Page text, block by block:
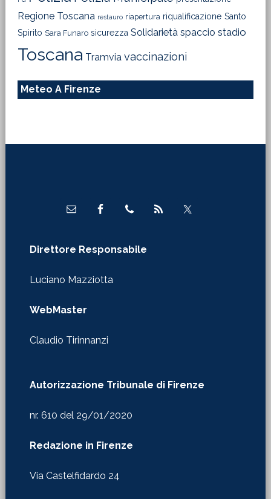
Regione Toscana restauro riapertura riqualificazione Santo
Spirito Sara Funaro sicurezza Solidarietà spaccio stadio
Toscana Tramvia vaccinazioni
Meteo A Firenze
Direttore Responsabile
Luciano Mazziotta
WebMaster
Claudio Tirinnanzi
Autorizzazione Tribunale di Firenze
nr. 610 del 29/01/2020
Redazione in Firenze
Via Castelfidardo 24